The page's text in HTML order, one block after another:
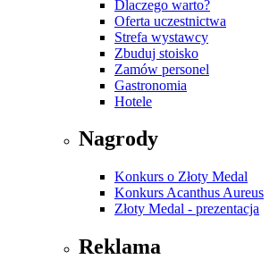
Dlaczego warto?
Oferta uczestnictwa
Strefa wystawcy
Zbuduj stoisko
Zamów personel
Gastronomia
Hotele
Nagrody
Konkurs o Złoty Medal
Konkurs Acanthus Aureus
Złoty Medal - prezentacja
Reklama